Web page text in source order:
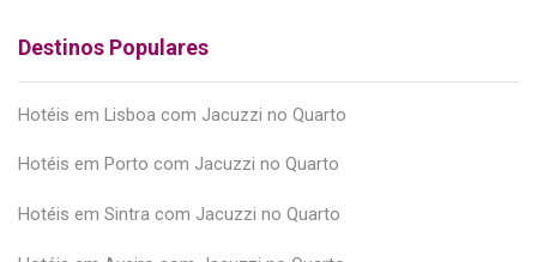
Destinos Populares
Hotéis em Lisboa com Jacuzzi no Quarto
Hotéis em Porto com Jacuzzi no Quarto
Hotéis em Sintra com Jacuzzi no Quarto